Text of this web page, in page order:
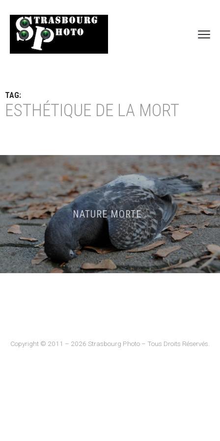
TAG:
ESTHÉTIQUE DE LA MORT
NATURE MORTE…
Copyright © 2011 – 2026 Strasbourg Photo – Tous Droits Réservés.